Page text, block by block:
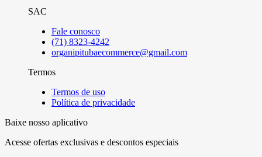
SAC
Fale conosco
(71) 8323-4242
organipitubaecommerce@gmail.com
Termos
Termos de uso
Política de privacidade
Baixe nosso aplicativo
Acesse ofertas exclusivas e descontos especiais